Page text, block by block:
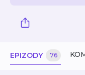
EPIZODY 76